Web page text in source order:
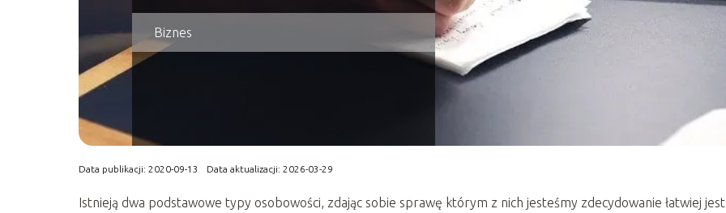
Biznes
Data publikacji: 2020-09-13 Data aktualizacji: 2026-03-29
Istnieją dwa podstawowe typy osobowości, zdając sobie sprawę którym z nich jesteśmy zdecydowanie łatwiej jest